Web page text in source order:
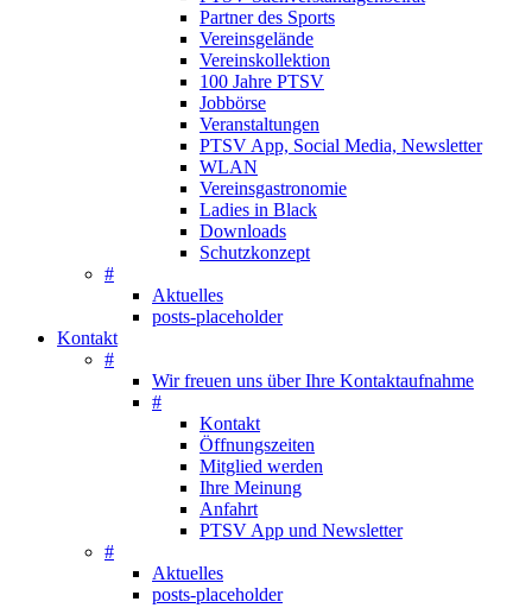
Partner des Sports
Vereinsgelände
Vereinskollektion
100 Jahre PTSV
Jobbörse
Veranstaltungen
PTSV App, Social Media, Newsletter
WLAN
Vereinsgastronomie
Ladies in Black
Downloads
Schutzkonzept
#
Aktuelles
posts-placeholder
Kontakt
#
Wir freuen uns über Ihre Kontaktaufnahme
#
Kontakt
Öffnungszeiten
Mitglied werden
Ihre Meinung
Anfahrt
PTSV App und Newsletter
#
Aktuelles
posts-placeholder